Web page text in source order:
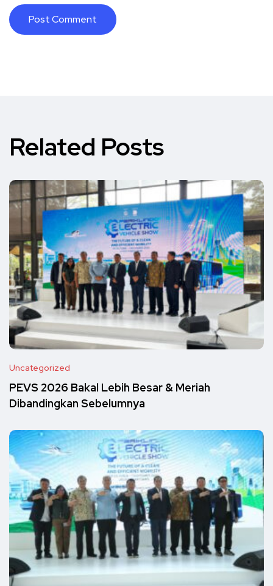
Related Posts
Uncategorized
PEVS 2026 Bakal Lebih Besar & Meriah
Dibandingkan Sebelumnya